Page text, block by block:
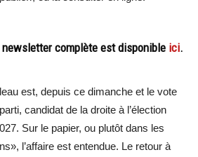
complète est disponible ici.
est, depuis ce dimanche et le vote
candidat de la droite à l’élection
Sur le papier, ou plutôt dans les
l’affaire est entendue. Le retour à